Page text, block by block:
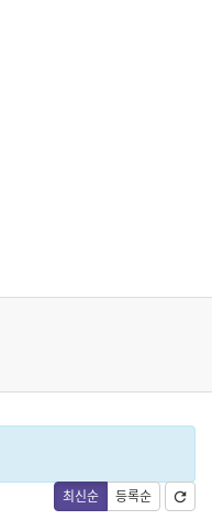
최신순 등록순